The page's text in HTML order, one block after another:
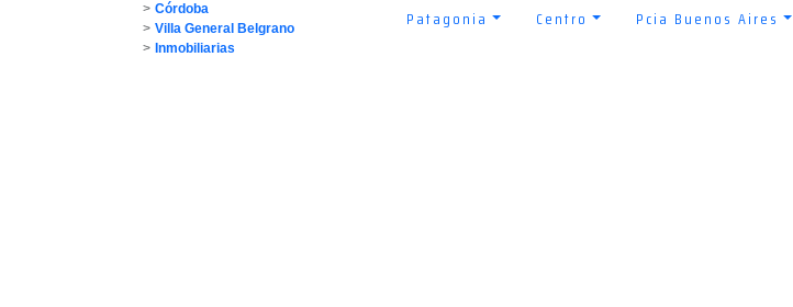
> Córdoba
> Villa General Belgrano
> Inmobiliarias
Patagonia Centro Pcia Buenos Aires